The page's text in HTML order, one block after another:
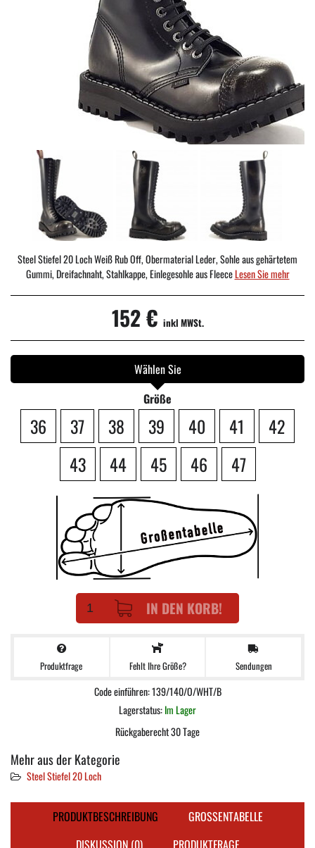
Steel Stiefel 20 Loch Weiß Rub Off, Obermaterial Leder, Sohle aus gehärtetem
Gummi, Dreifachnaht, Stahlkappe, Einlegesohle aus FleeceLesen Sie mehr
152 € inkl MWSt.
Wählen Sie
Größe
36 37 38 39 40 41
42
43
44 45 46 47
IN DEN KORB!
Produktfrage Fehlt Ihre Größe? Sendungen
Code einführen: 139/140/O/WHT/B
Lagerstatus:Im Lager
Rückgaberecht 30 Tage
Mehr aus der Kategorie
Steel Stiefel 20 Loch
PRODUKTBESCHREIBUNG
GROSSENTABELLE
DISKUSSION (0)
PRODUKTFRAGE